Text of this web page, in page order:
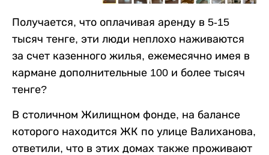
Получается, что оплачивая аренду в 5-15
тысяч тенге, эти люди неплохо наживаются
за счет казенного жилья, ежемесячно имея в
кармане дополнительные 100 и более тысяч
тенге?
В столичном Жилищном фонде, на балансе
которого находится ЖК по улице Валиханова,
ответили, что в этих домах также проживают